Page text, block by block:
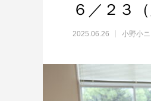
６／２３
2025.06.26 小野小